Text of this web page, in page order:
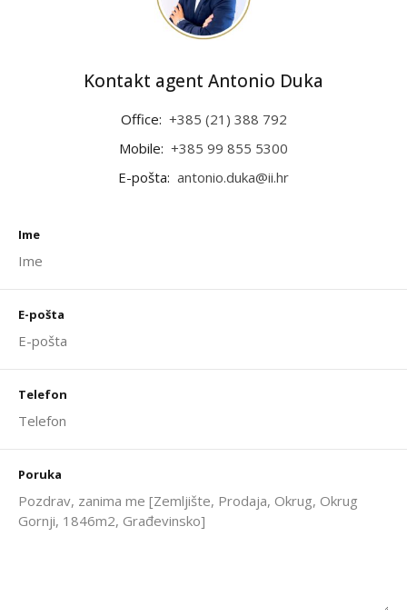
Kontakt agent Antonio Duka
Office: +385 (21) 388 792
Mobile: +385 99 855 5300
E-pošta: antonio.duka@ii.hr
Ime
E-pošta
Telefon
Poruka